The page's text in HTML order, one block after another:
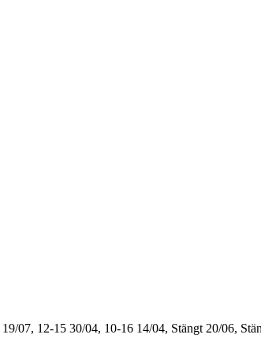
19/07, 12-15 30/04, 10-16 14/04, Stängt 20/06,